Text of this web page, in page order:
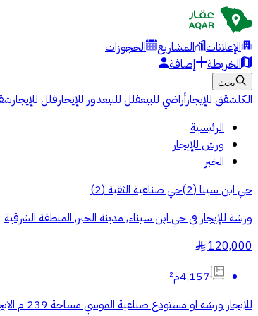
الإعلانات المشاريع
الحجوزات
الخريطة
إضافة
بحث
الكلشقق للإيجارأراضي للبيعفلل للبيعدور للإيجارفلل للإيجار
الرئيسية
ورش للإيجار
الخبر
حي ابن سينا(
2
)حي صناعية الثقبة(
2
)
ورشة للإيجار في حي ابن سيناء, مدينة الخبر, المنطقة الشرقية
120,000
§
4,157م²
للايجار ورشه او مستودع صناعية الموسي مساحة 239 م الايجار السنوي 120 الف